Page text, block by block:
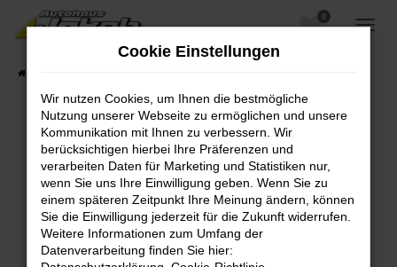
Zum
Hauptinhalt
0
Fehler: Network Error
Beim Laden ist ein Fehler aufgetreten.
Hier sind ein paar Tipps, die dir helfen können:
Überprüfe deine Firewall und deine
Internetverbindung.
Cookie Einstellungen
Wir nutzen Cookies, um Ihnen die bestmögliche
Nutzung unserer Webseite zu ermöglichen und unsere
Kommunikation mit Ihnen zu verbessern. Wir
berücksichtigen hierbei Ihre Präferenzen und
verarbeiten Daten für Marketing und Statistiken nur,
wenn Sie uns Ihre Einwilligung geben. Wenn Sie zu
einem späteren Zeitpunkt Ihre Meinung ändern, können
Sie die Einwilligung jederzeit für die Zukunft widerrufen.
Weitere Informationen zum Umfang der
Datenverarbeitung finden Sie hier: